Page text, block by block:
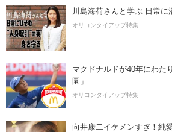
川島海荷さんと学ぶ 日常に
オリコンタイアップ特集
マクドナルドが40年にわた
園」
オリコンタイアップ特集
向井康二イケメンすぎ！純